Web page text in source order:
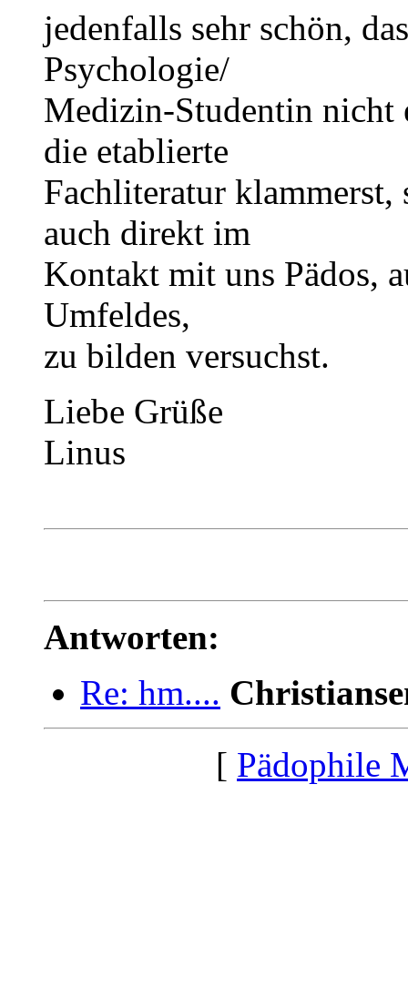
jedenfalls sehr schön,
Psychologie/
Medizin-Studentin nicht
die etablierte
Fachliteratur
auch direkt im
Kontakt mit uns Pädos,
Umfeldes,
zu bilden versuchst.
Liebe Grüße
Linus
Antworten:
Re: hm....
[ Pädophile